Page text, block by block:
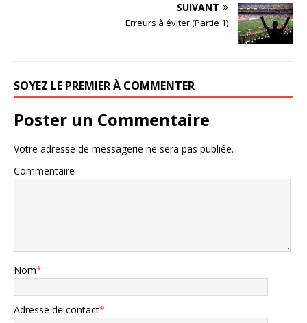
SUIVANT
Erreurs à éviter (Partie 1)
SOYEZ LE PREMIER À COMMENTER
Poster un Commentaire
Votre adresse de messagerie ne sera pas publiée.
Commentaire
Nom*
Adresse de contact*